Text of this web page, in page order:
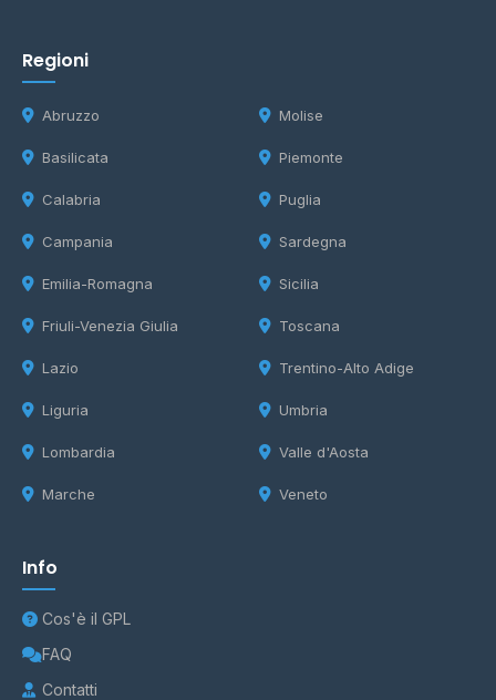
Regioni
Abruzzo
Basilicata
Calabria
Campania
Emilia-Romagna
Friuli-Venezia Giulia
Lazio
Liguria
Lombardia
Marche
Molise
Piemonte
Puglia
Sardegna
Sicilia
Toscana
Trentino-Alto Adige
Umbria
Valle d'Aosta
Veneto
Info
Cos'è il GPL
FAQ
Contatti